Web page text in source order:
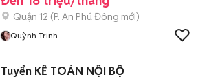
Quận 12 (P. An Phú Đông mới)
Quỳnh Trinh
Tuyển KẾ TOÁN NỘI BỘ